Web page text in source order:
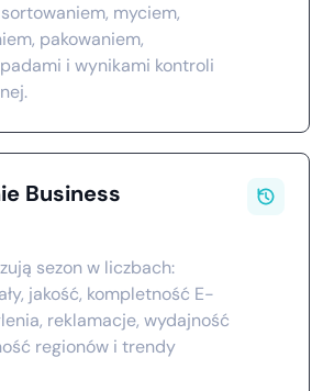
myciem,
pakowaniem,
i wynikami kontroli
Business
sezon w liczbach:
jakość, kompletność E-
reklamacje, wydajność
regionów i trendy